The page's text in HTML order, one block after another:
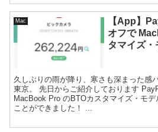
Mac
【App】
オフで
タマイズ・
久しぶりの雨が降り、寒さも深まった感
東京。 先日からご紹介しております
MacBook Pro のBTOカスタマイズ・モ
ことができました！ ...